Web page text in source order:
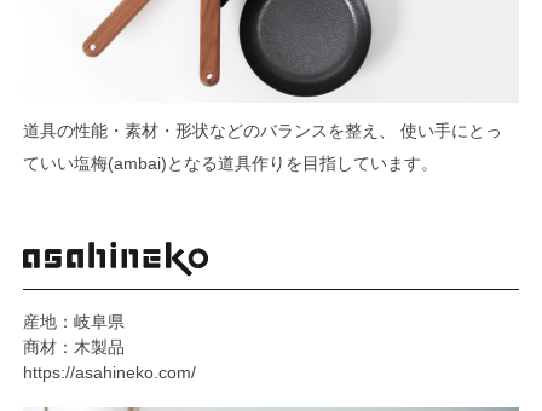
道具の性能・素材・形状などのバランスを整え、 使い手にとっ
ていい塩梅(ambai)となる道具作りを目指しています。
産地：岐阜県
商材：木製品
https://asahineko.com/